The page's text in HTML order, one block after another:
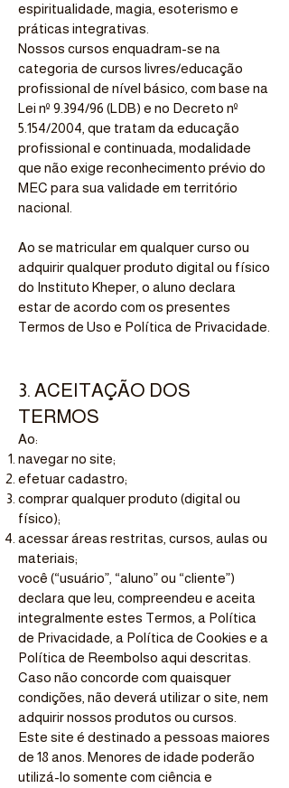
espiritualidade, magia, esoterismo e
práticas integrativas.
Nossos cursos enquadram-se na
categoria de cursos livres/educação
profissional de nível básico, com base na
Lei nº 9.394/96 (LDB) e no Decreto nº
5.154/2004, que tratam da educação
profissional e continuada, modalidade
que não exige reconhecimento prévio do
MEC para sua validade em território
nacional.
Ao se matricular em qualquer curso ou
adquirir qualquer produto digital ou físico
do Instituto Kheper, o aluno declara
estar de acordo com os presentes
Termos de Uso e Política de Privacidade.
3. ACEITAÇÃO DOS
TERMOS
Ao:
navegar no site;
efetuar cadastro;
comprar qualquer produto (digital ou
físico);
acessar áreas restritas, cursos, aulas ou
materiais;
você (“usuário”, “aluno” ou “cliente”)
declara que leu, compreendeu e aceita
integralmente estes Termos, a Política
de Privacidade, a Política de Cookies e a
Política de Reembolso aqui descritas.
Caso não concorde com quaisquer
condições, não deverá utilizar o site, nem
adquirir nossos produtos ou cursos.
Este site é destinado a pessoas maiores
de 18 anos. Menores de idade poderão
utilizá-lo somente com ciência e